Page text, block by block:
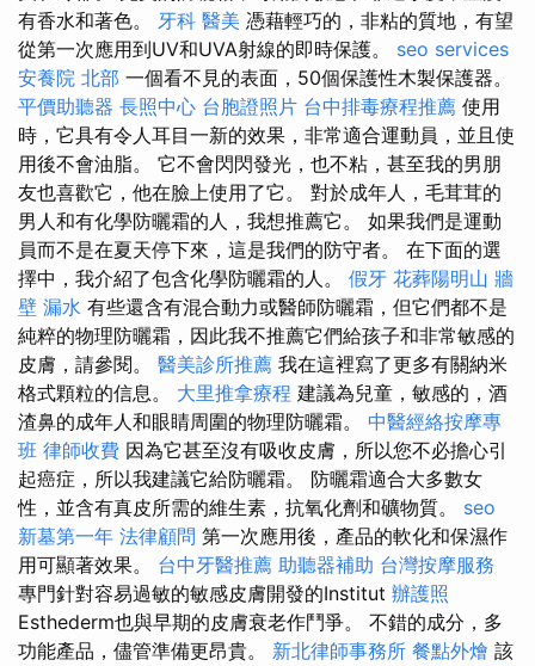
有香水和著色。 牙科 醫美 憑藉輕巧的，非粘的質地，有望
從第一次應用到UV和UVA射線的即時保護。 seo services
安養院 北部 一個看不見的表面，50個保護性木製保護器。
平價助聽器 長照中心 台胞證照片 台中排毒療程推薦 使用
時，它具有令人耳目一新的效果，非常適合運動員，並且使
用後不會油脂。 它不會閃閃發光，也不粘，甚至我的男朋
友也喜歡它，他在臉上使用了它。 對於成年人，毛茸茸的
男人和有化學防曬霜的人，我想推薦它。 如果我們是運動
員而不是在夏天停下來，這是我們的防守者。 在下面的選
擇中，我介紹了包含化學防曬霜的人。 假牙 花葬陽明山 牆
壁 漏水 有些還含有混合動力或醫師防曬霜，但它們都不是
純粹的物理防曬霜，因此我不推薦它們給孩子和非常敏感的
皮膚，請參閱。 醫美診所推薦 我在這裡寫了更多有關納米
格式顆粒的信息。 大里推拿療程 建議為兒童，敏感的，酒
渣鼻的成年人和眼睛周圍的物理防曬霜。 中醫經絡按摩專
班 律師收費 因為它甚至沒有吸收皮膚，所以您不必擔心引
起癌症，所以我建議它給防曬霜。 防曬霜適合大多數女
性，並含有真皮所需的維生素，抗氧化劑和礦物質。 seo
新墓第一年 法律顧問 第一次應用後，產品的軟化和保濕作
用可顯著效果。 台中牙醫推薦 助聽器補助 台灣按摩服務
專門針對容易過敏的敏感皮膚開發的Institut 辦護照
Esthederm也與早期的皮膚衰老作鬥爭。 不錯的成分，多
功能產品，儘管準備更昂貴。 新北律師事務所 餐點外燴 該